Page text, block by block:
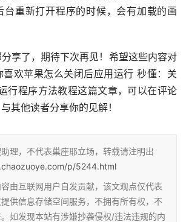
台重新打开程序的时候，会有加载的画
享了，期待下次再见！希望这些内容对
欢苹果怎么关闭后应用运行 秒懂：关
行程序方法教程这篇文章，可以在评论
其他读者分享你的见解！
理，不代表巢座耶立场，转载请注明出
p/5244.html
由互联网用户自发贡献，该文观点仅代表
供信息存储空间服务，不拥有所有权，不
如发现本站有涉嫌抄袭侵权/违法违规的内